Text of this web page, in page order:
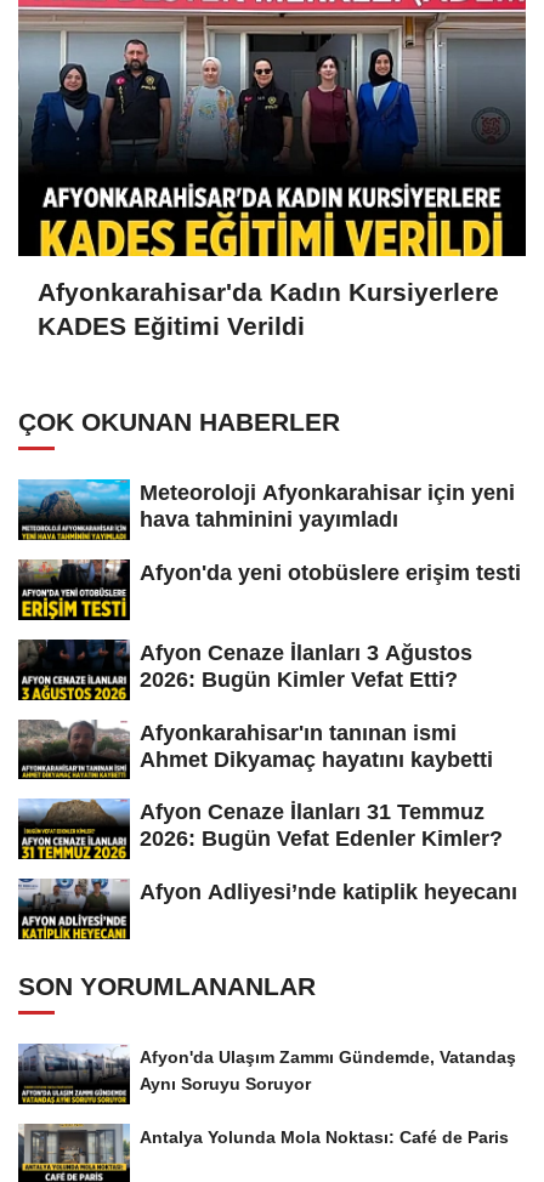
Afyonkarahisar'da Kadın Kursiyerlere
KADES Eğitimi Verildi
ÇOK OKUNAN HABERLER
Meteoroloji Afyonkarahisar için yeni
hava tahminini yayımladı
Afyon'da yeni otobüslere erişim testi
Afyon Cenaze İlanları 3 Ağustos
2026: Bugün Kimler Vefat Etti?
Afyonkarahisar'ın tanınan ismi
Ahmet Dikyamaç hayatını kaybetti
Afyon Cenaze İlanları 31 Temmuz
2026: Bugün Vefat Edenler Kimler?
Afyon Adliyesi’nde katiplik heyecanı
SON YORUMLANANLAR
Afyon'da Ulaşım Zammı Gündemde, Vatandaş
Aynı Soruyu Soruyor
Antalya Yolunda Mola Noktası: Café de Paris